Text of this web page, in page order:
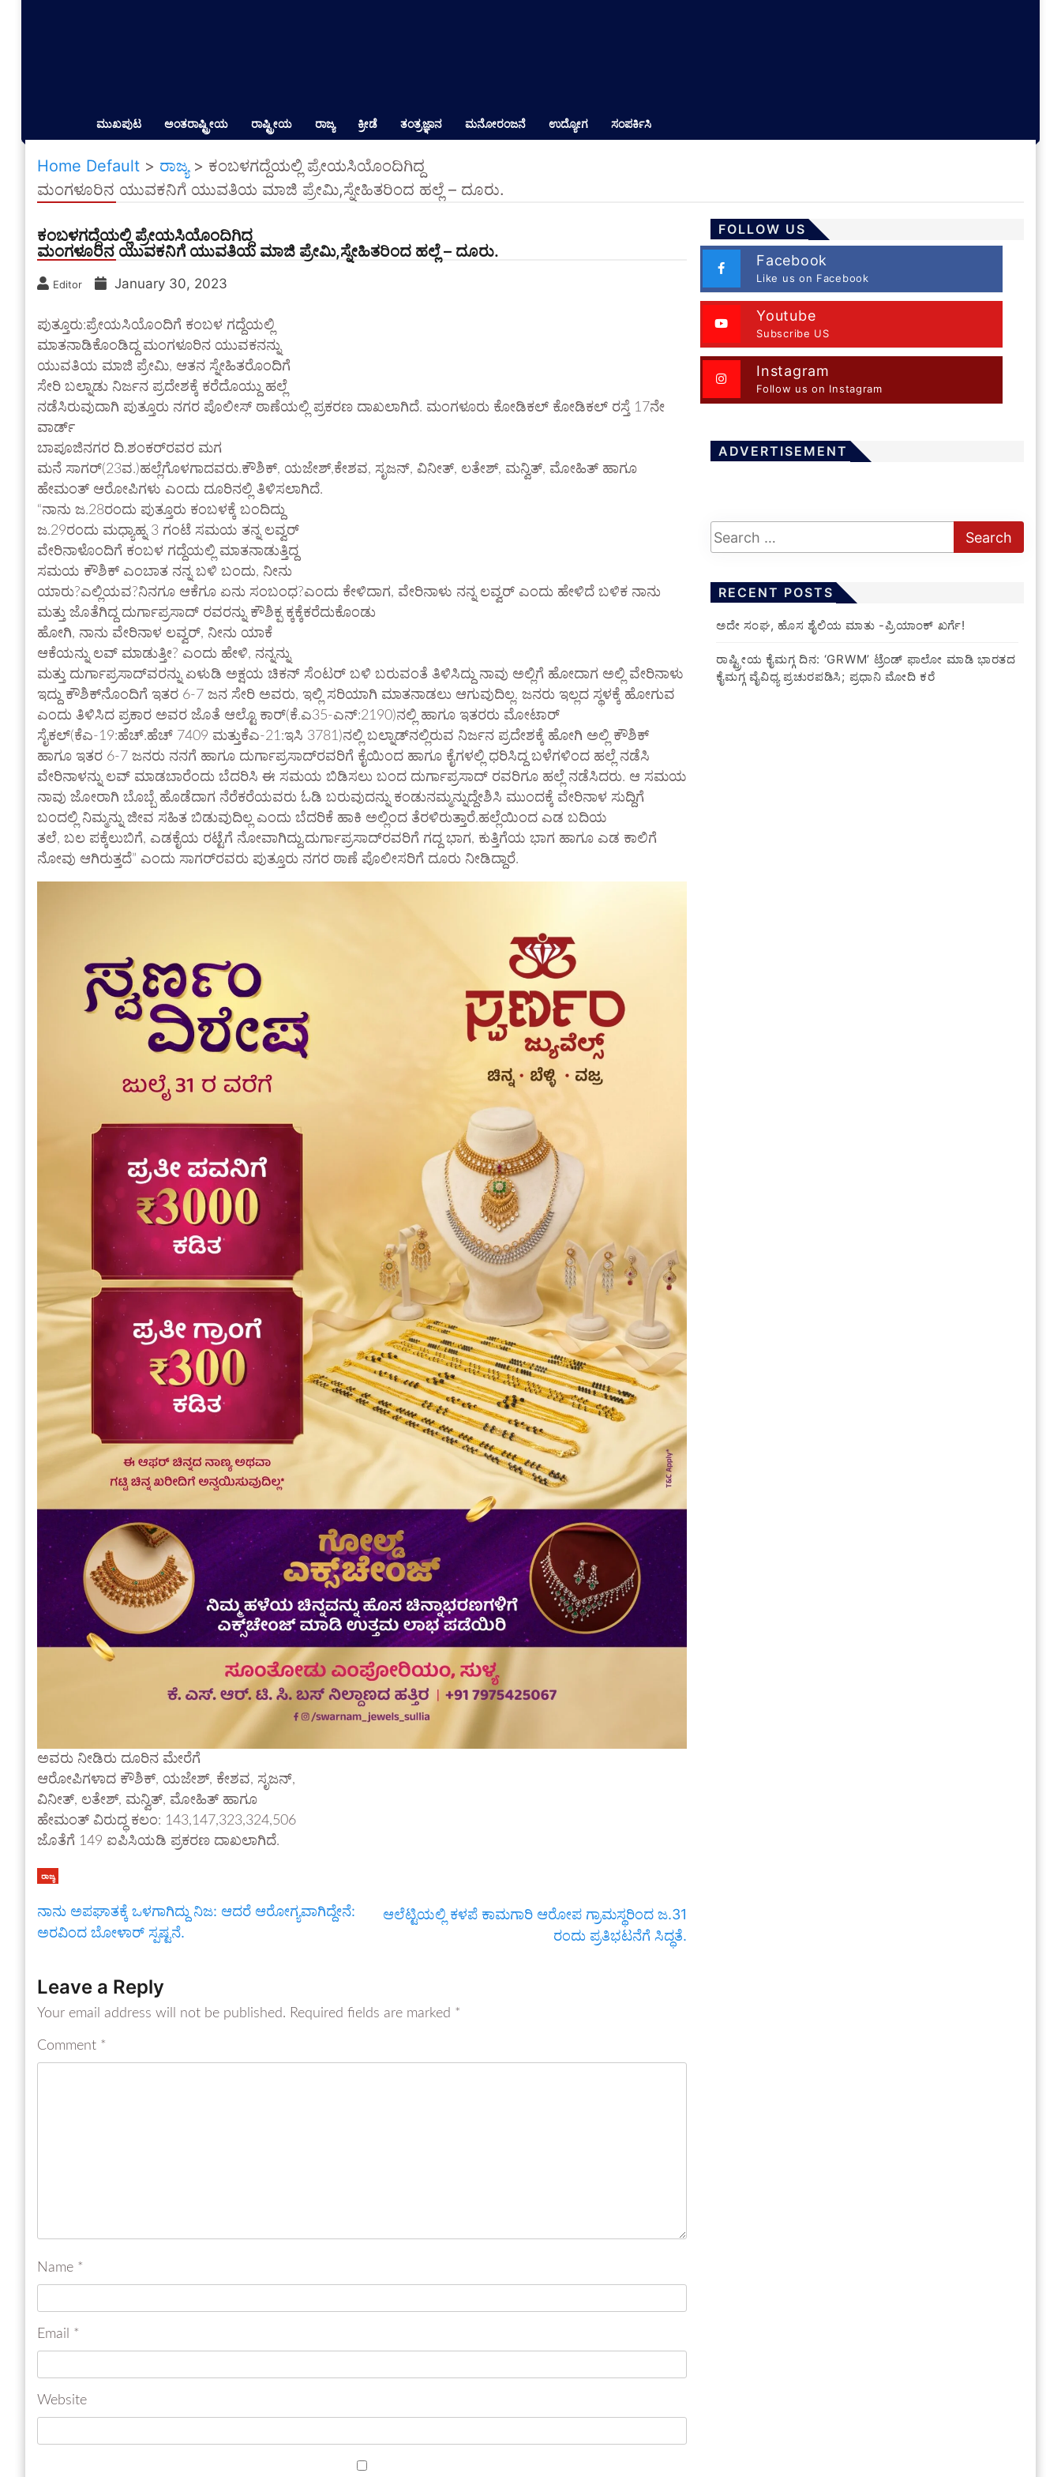
ಮುಖಪುಟ ಅಂತರಾಷ್ಟ್ರೀಯ ರಾಷ್ಟ್ರೀಯ ರಾಜ್ಯ ಕ್ರೀಡೆ ತಂತ್ರಜ್ಞಾನ ಮನೋರಂಜನೆ ಉದ್ಯೋಗ ಸಂಪರ್ಕಿಸಿ
Home Default > ರಾಜ್ಯ> ಕಂಬಳಗದ್ದೆಯಲ್ಲಿ ಪ್ರೇಯಸಿಯೊಂದಿಗಿದ್ದ
ಮಂಗಳೂರಿನ ಯುವಕನಿಗೆ ಯುವತಿಯ ಮಾಜಿ ಪ್ರೇಮಿ,ಸ್ನೇಹಿತರಿಂದ ಹಲ್ಲೆ – ದೂರು.
ಕಂಬಳಗದ್ದೆಯಲ್ಲಿ ಪ್ರೇಯಸಿಯೊಂದಿಗಿದ್ದ
ಮಂಗಳೂರಿನ ಯುವಕನಿಗೆ ಯುವತಿಯ ಮಾಜಿ ಪ್ರೇಮಿ,ಸ್ನೇಹಿತರಿಂದ ಹಲ್ಲೆ – ದೂರು.
Editor January 30, 2023
ಪುತ್ತೂರು:ಪ್ರೇಯಸಿಯೊಂದಿಗೆ ಕಂಬಳ ಗದ್ದೆಯಲ್ಲಿ
ಮಾತನಾಡಿಕೊಂಡಿದ್ದ ಮಂಗಳೂರಿನ ಯುವಕನನ್ನು
ಯುವತಿಯ ಮಾಜಿ ಪ್ರೇಮಿ, ಆತನ ಸ್ನೇಹಿತರೊಂದಿಗೆ
ಸೇರಿ ಬಲ್ನಾಡು ನಿರ್ಜನ ಪ್ರದೇಶಕ್ಕೆ ಕರೆದೊಯ್ದು ಹಲ್ಲೆ
ನಡೆಸಿರುವುದಾಗಿ ಪುತ್ತೂರು ನಗರ ಪೊಲೀಸ್ ಠಾಣೆಯಲ್ಲಿ ಪ್ರಕರಣ ದಾಖಲಾಗಿದೆ. ಮಂಗಳೂರು ಕೋಡಿಕಲ್ ಕೋಡಿಕಲ್ ರಸ್ತೆ 17ನೇ
ವಾರ್ಡ್
ಬಾಪೂಜಿನಗರ ದಿ.ಶಂಕರ್‌ರವರ ಮಗ
ಮನೆ ಸಾಗರ್(23ವ.)ಹಲ್ಲೆಗೊಳಗಾದವರು.ಕೌಶಿಕ್, ಯಜೇಶ್,ಕೇಶವ, ಸೃಜನ್, ವಿನೀತ್, ಲತೇಶ್, ಮನ್ವಿತ್, ಮೋಹಿತ್ ಹಾಗೂ
ಹೇಮಂತ್ ಆರೋಪಿಗಳು ಎಂದು ದೂರಿನಲ್ಲಿ ತಿಳಿಸಲಾಗಿದೆ.
“ನಾನು ಜ.28ರಂದು ಪುತ್ತೂರು ಕಂಬಳಕ್ಕೆ ಬಂದಿದ್ದು
ಜ.29ರಂದು ಮಧ್ಯಾಹ್ನ 3 ಗಂಟೆ ಸಮಯ ತನ್ನ ಲವ್ವರ್
ವೇರಿನಾಳೊಂದಿಗೆ ಕಂಬಳ ಗದ್ದೆಯಲ್ಲಿ ಮಾತನಾಡುತ್ತಿದ್ದ
ಸಮಯ ಕೌಶಿಕ್ ಎಂಬಾತ ನನ್ನ ಬಳಿ ಬಂದು, ನೀನು
ಯಾರು?ಎಲ್ಲಿಯವ?ನಿನಗೂ ಆಕೆಗೂ ಏನು ಸಂಬಂಧ?ಎಂದು ಕೇಳಿದಾಗ, ವೇರಿನಾಳು ನನ್ನ ಲವ್ವರ್ ಎಂದು ಹೇಳಿದೆ ಬಳಿಕ ನಾನು
ಮತ್ತು ಜೊತೆಗಿದ್ದ ದುರ್ಗಾಪ್ರಸಾದ್‌ ರವರನ್ನು ಕೌಶಿಕ್ಪ ಕ್ಕಕ್ಕೆಕರೆದುಕೊಂಡು
ಹೋಗಿ, ನಾನು ವೇರಿನಾಳ ಲವ್ವರ್, ನೀನು ಯಾಕೆ
ಆಕೆಯನ್ನು ಲವ್ ಮಾಡುತ್ತೀ? ಎಂದು ಹೇಳಿ, ನನ್ನನ್ನು
ಮತ್ತು ದುರ್ಗಾಪ್ರಸಾದ್‌ವರನ್ನು ಏಳುಡಿ ಅಕ್ಷಯ ಚಿಕನ್ ಸೆಂಟರ್ ಬಳಿ ಬರುವಂತೆ ತಿಳಿಸಿದ್ದು ನಾವು ಅಲ್ಲಿಗೆ ಹೋದಾಗ ಅಲ್ಲಿ ವೇರಿನಾಳು
ಇದ್ದು ಕೌಶಿಕ್‌ನೊಂದಿಗೆ ಇತರ 6-7 ಜನ ಸೇರಿ ಅವರು, ಇಲ್ಲಿ ಸರಿಯಾಗಿ ಮಾತನಾಡಲು ಆಗುವುದಿಲ್ಲ. ಜನರು ಇಲ್ಲದ ಸ್ಥಳಕ್ಕೆ ಹೋಗುವ
ಎಂದು ತಿಳಿಸಿದ ಪ್ರಕಾರ ಅವರ ಜೊತೆ ಆಲ್ಟೊ ಕಾರ್(ಕೆ.ಎ35-ಎನ್:2190)ನಲ್ಲಿ ಹಾಗೂ ಇತರರು ಮೋಟಾರ್
ಸೈಕಲ್(ಕೆಎ-19:ಹೆಚ್.ಹೆಚ್ 7409 ಮತ್ತುಕೆಎ-21:ಇಸಿ 3781)ನಲ್ಲಿ ಬಲ್ನಾಡ್‌ನಲ್ಲಿರುವ ನಿರ್ಜನ ಪ್ರದೇಶಕ್ಕೆ ಹೋಗಿ ಅಲ್ಲಿ ಕೌಶಿಕ್
ಹಾಗೂ ಇತರ 6-7 ಜನರು ನನಗೆ ಹಾಗೂ ದುರ್ಗಾಪ್ರಸಾದ್‌ರವರಿಗೆ ಕೈಯಿಂದ ಹಾಗೂ ಕೈಗಳಲ್ಲಿ ಧರಿಸಿದ್ದ ಬಳೆಗಳಿಂದ ಹಲ್ಲೆ ನಡೆಸಿ
ವೇರಿನಾಳನ್ನು ಲವ್ ಮಾಡಬಾರೆಂದು ಬೆದರಿಸಿ ಈ ಸಮಯ ಬಿಡಿಸಲು ಬಂದ ದುರ್ಗಾಪ್ರಸಾದ್‌ ರವರಿಗೂ ಹಲ್ಲೆ ನಡೆಸಿದರು. ಆ ಸಮಯ
ನಾವು ಜೋರಾಗಿ ಬೊಬ್ಬೆ ಹೊಡೆದಾಗ ನೆರೆಕರೆಯವರು ಓಡಿ ಬರುವುದನ್ನು ಕಂಡುನಮ್ಮನ್ನುದ್ದೇಶಿಸಿ ಮುಂದಕ್ಕೆ ವೇರಿನಾಳ ಸುದ್ದಿಗೆ
ಬಂದಲ್ಲಿ ನಿಮ್ಮನ್ನು ಜೀವ ಸಹಿತ ಬಿಡುವುದಿಲ್ಲ ಎಂದು ಬೆದರಿಕೆ ಹಾಕಿ ಅಲ್ಲಿಂದ ತೆರಳಿರುತ್ತಾರೆ.ಹಲ್ಲೆಯಿಂದ ಎಡ ಬದಿಯ
ತಲೆ, ಬಲ ಪಕ್ಕೆಲುಬಿಗೆ, ಎಡಕೈಯ ರಟ್ಟೆಗೆ ನೋವಾಗಿದ್ದು,ದುರ್ಗಾಪ್ರಸಾದ್‌ರವರಿಗೆ ಗದ್ದ ಭಾಗ, ಕುತ್ತಿಗೆಯ ಭಾಗ ಹಾಗೂ ಎಡ ಕಾಲಿಗೆ
ನೋವು ಆಗಿರುತ್ತದೆ” ಎಂದು ಸಾಗರ್‌ರವರು ಪುತ್ತೂರು ನಗರ ಠಾಣೆ ಪೊಲೀಸರಿಗೆ ದೂರು ನೀಡಿದ್ದಾರೆ.
ಅವರು ನೀಡಿರು ದೂರಿನ ಮೇರೆಗೆ
ಆರೋಪಿಗಳಾದ ಕೌಶಿಕ್, ಯಜೇಶ್, ಕೇಶವ, ಸೃಜನ್,
ವಿನೀತ್, ಲತೇಶ್, ಮನ್ವಿತ್, ಮೋಹಿತ್ ಹಾಗೂ
ಹೇಮಂತ್ ವಿರುದ್ಧ ಕಲಂ: 143,147,323,324,506
ಜೊತೆಗೆ 149 ಐಪಿಸಿಯಡಿ ಪ್ರಕರಣ ದಾಖಲಾಗಿದೆ.
ರಾಜ್ಯ
ನಾನು ಅಪಘಾತಕ್ಕೆ ಒಳಗಾಗಿದ್ದು ನಿಜ: ಆದರೆ ಆರೋಗ್ಯವಾಗಿದ್ದೇನೆ:
ಅರವಿಂದ ಬೋಳಾರ್ ಸ್ಪಷ್ಟನೆ.
ಆಲೆಟ್ಟಿಯಲ್ಲಿ ಕಳಪೆ ಕಾಮಗಾರಿ ಆರೋಪ ಗ್ರಾಮಸ್ಥರಿಂದ ಜ.31
ರಂದು ಪ್ರತಿಭಟನೆಗೆ ಸಿದ್ಧತೆ.
Leave a Reply
Your email address will not be published. Required fields are marked *
Comment *
Name *
Email *
Website
FOLLOW US
Facebook
Like us on Facebook
Youtube
Subscribe US
Instagram
Follow us on Instagram
ADVERTISEMENT
RECENT POSTS
ಅದೇ ಸಂಘ, ಹೊಸ ಶೈಲಿಯ ಮಾತು -ಪ್ರಿಯಾಂಕ್ ಖರ್ಗೆ!
ರಾಷ್ಟ್ರೀಯ ಕೈಮಗ್ಗ ದಿನ: ‘GRWM’ ಟ್ರೆಂಡ್ ಫಾಲೋ ಮಾಡಿ ಭಾರತದ
ಕೈಮಗ್ಗ ವೈವಿಧ್ಯ ಪ್ರಚುರಪಡಿಸಿ; ಪ್ರಧಾನಿ ಮೋದಿ ಕರೆ